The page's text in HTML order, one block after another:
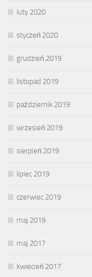
luty 2020
styczeń 2020
grudzień 2019
listopad 2019
październik 2019
wrzesień 2019
sierpień 2019
lipiec 2019
czerwiec 2019
maj 2019
maj 2017
kwiecień 2017